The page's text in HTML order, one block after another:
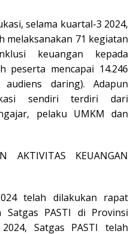
selama kuartal-3 2024,
melaksanakan 71 kegiatan
keuangan kepada
peserta mencapai 14.246
daring). Adapun
sendiri terdiri dari
pelaku UMKM dan
AKTIVITAS KEUANGAN
telah dilakukan rapat
PASTI di Provinsi
Satgas PASTI telah